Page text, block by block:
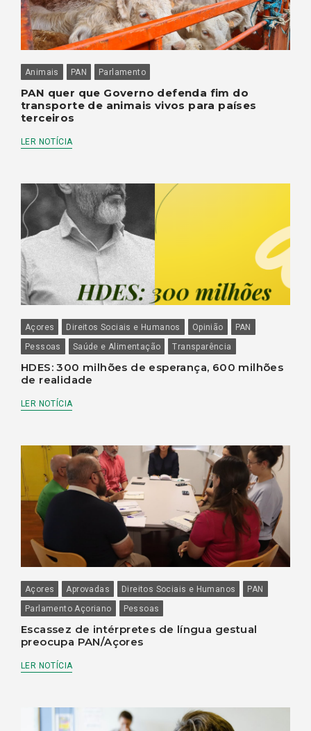
Animais PAN Parlamento
PAN quer que Governo defenda fim do
transporte de animais vivos para países
terceiros
LER NOTÍCIA
Açores Direitos Sociais e Humanos Opinião
PAN
Pessoas
Saúde e Alimentação Transparência
HDES: 300 milhões de esperança, 600 milhões
de realidade
LER NOTÍCIA
Açores Aprovadas Direitos Sociais e Humanos
PAN
Parlamento Açoriano
Pessoas
Escassez de intérpretes de língua gestual
preocupa PAN/Açores
LER NOTÍCIA